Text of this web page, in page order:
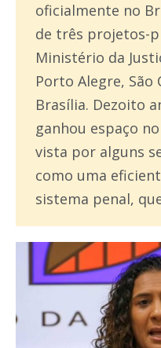
oficialmente no
de três projetos-
Ministério da
Porto Alegre, São
Brasília. Dezoito
ganhou espaço
vista por alguns
como uma
sistema penal,